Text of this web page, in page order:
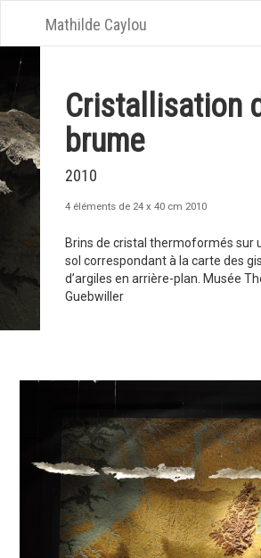
Mathilde Caylou
Cristallisation
brume
2010
4 éléments de 24 x 40 cm 2010
Brins de cristal thermoformés sur
sol correspondant à la carte des
d’argiles en arrière-plan. Musée
Guebwiller